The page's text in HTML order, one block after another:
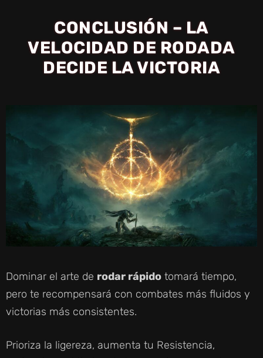
CONCLUSIÓN – LA
VELOCIDAD DE RODADA
DECIDE LA VICTORIA
Dominar el arte de rodar rápido tomará tiempo,
pero te recompensará con combates más fluidos y
victorias más consistentes.
Prioriza la ligereza, aumenta tu Resistencia,